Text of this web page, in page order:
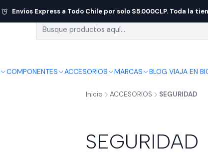
COMPONENTES ACCESORIOS MARCAS BLOG VIAJA EN
Envíos Express a Todo Chile por solo $5.000CLP. Toda la
Inicio ACCESORIOS SEGURIDAD
SEGURIDAD